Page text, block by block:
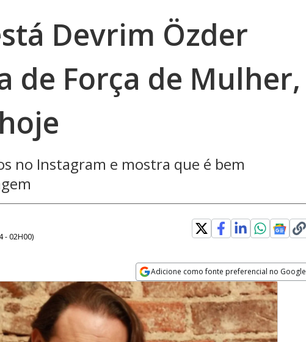
Devrim Özder
de Força de Mulher,
no Instagram e mostra que é bem
- 02H00)
Adicione como fonte preferencial no Google
Opens in new window